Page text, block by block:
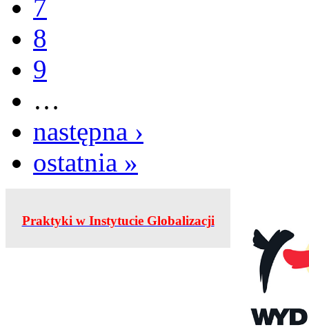
7
8
9
…
następna ›
ostatnia »
Praktyki w Instytucie Globalizacji